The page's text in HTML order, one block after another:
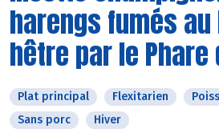
harengs fumés
hêtre par le Phare
Plat principal Flexitarien
Sans porc
Hiver